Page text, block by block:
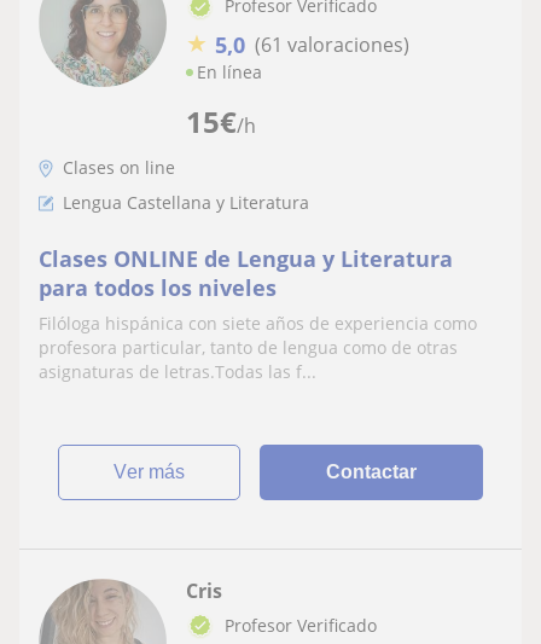
15€/h
Profesor Verificado
★ 5,0 (61 valoraciones)
En línea
Clases on line
Lengua Castellana y Literatura
Clases ONLINE de Lengua y Literatura
para todos los niveles
Filóloga hispánica con siete años de experiencia como
profesora particular, tanto de lengua como de otras
asignaturas de letras.Todas las f...
ver más Contactar
Cris
Profesor Verificado